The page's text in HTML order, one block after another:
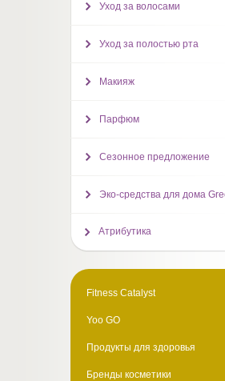
Уход за волосами
Уход за полостью рта
Макияж
Парфюм
Сезонное предложение
Эко-средства для дома
Атрибутика
Fitness Catalyst
Yoo GO
Продукты для здоровья
Бренды косметики